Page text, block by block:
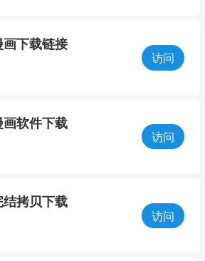
下载链接
访问
软件下载
访问
拷贝下载
访问